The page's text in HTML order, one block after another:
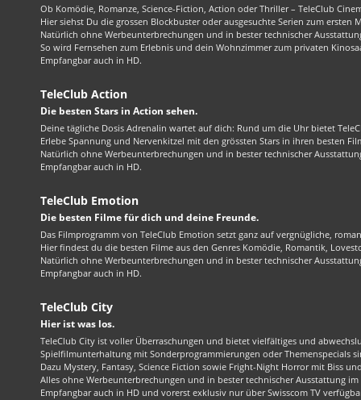
Ob Komödie, Romanze, Science-Fiction, Action oder Thriller – TeleClub
Hier siehst Du die grossen Blockbuster oder ausgesuchte Serien zum ersten
Natürlich ohne Werbeunterbrechungen und in bester technischer
So wird Fernsehen zum Erlebnis und dein Wohnzimmer zum privaten
Empfangbar auch in HD.
TeleClub Action
Die besten Stars in Action sehen.
Deine tägliche Dosis Adrenalin wartet auf dich: Rund um die Uhr bietet
Erlebe Spannung und Nervenkitzel mit den grössten Stars in ihren besten
Natürlich ohne Werbeunterbrechungen und in bester technischer
Empfangbar auch in HD.
TeleClub Emotion
Die besten Filme für dich und deine Freunde.
Das Filmprogramm von TeleClub Emotion setzt ganz auf vergnügliche,
Hier findest du die besten Filme aus den Genres Komödie, Romantik,
Natürlich ohne Werbeunterbrechungen und in bester technischer
Empfangbar auch in HD.
TeleClub City
Hier ist was los.
TeleClub City ist voller Überraschungen und bietet vielfältiges und
Spielfilmunterhaltung mit Sonderprogrammierungen oder Themenspecials
Dazu Mystery, Fantasy, Science Fiction sowie Fright-Night Horror mit Biss
Alles ohne Werbeunterbrechungen und in bester technischer Ausstattung
Empfangbar auch in HD und vorerst exklusiv nur über Swisscom TV